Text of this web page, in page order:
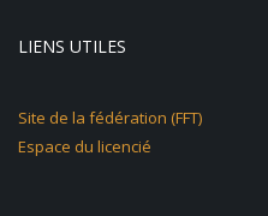
LIENS UTILES
Site de la fédération (FFT)
Espace du licencié